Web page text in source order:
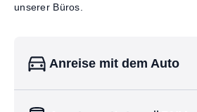
unserer Büros.
Anreise mit dem Auto